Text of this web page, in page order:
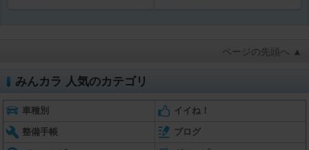
ページの先頭へ ▲
みんカラ 人気のカテゴリ
車種別 イイね！
整備手帳 ブログ